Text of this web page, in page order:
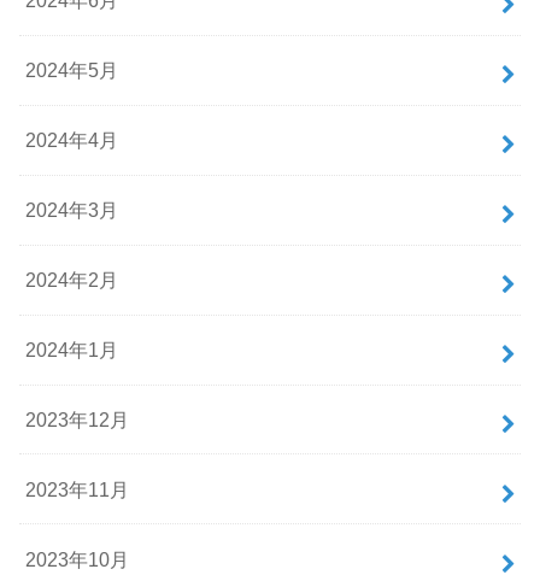
2024年5月
2024年4月
2024年3月
2024年2月
2024年1月
2023年12月
2023年11月
2023年10月